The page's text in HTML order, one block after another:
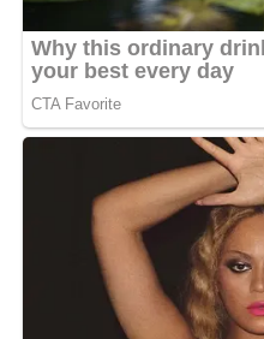
au village
On dansera,
par nos
annonce-t-
vidéo.